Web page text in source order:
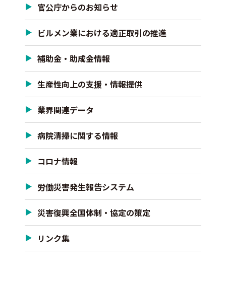
官公庁からのお知らせ
ビルメン業における適正取引の推進
補助金・助成金情報
生産性向上の支援・情報提供
業界関連データ
病院清掃に関する情報
コロナ情報
労働災害発生報告システム
災害復興全国体制・協定の策定
リンク集